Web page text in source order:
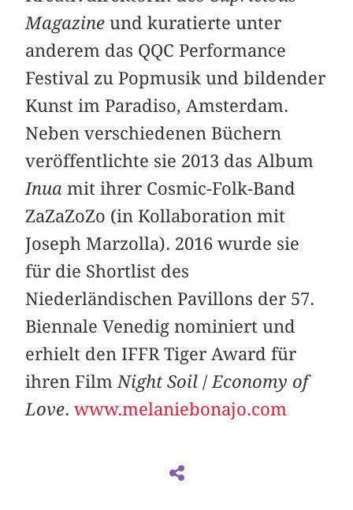
Magazine und kuratierte unter
anderem das QQC Performance
Festival zu Popmusik und bildender
Kunst im Paradiso, Amsterdam.
Neben verschiedenen Büchern
veröffentlichte sie 2013 das Album
Inuamit ihrer Cosmic-Folk-Band
ZaZaZoZo (in Kollaboration mit
Joseph Marzolla). 2016 wurde sie
für die Shortlist des
Niederländischen Pavillons der 57.
Biennale Venedig nominiert und
erhielt den IFFR Tiger Award für
ihren Film Night Soil / Economy of
Love.www.melaniebonajo.com